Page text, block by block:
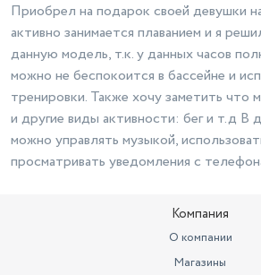
Приобрел на подарок своей девушки
активно занимается плаванием и я
данную модель, т.к. у данных часов
можно не беспокоится в бассейне и
тренировки. Также хочу заметить что
и другие виды активности: бег и т.д В
можно управлять музыкой,
просматривать уведомления с
Компания
О компании
Магазины